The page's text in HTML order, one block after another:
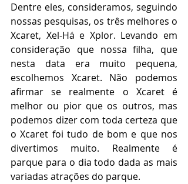
Dentre eles, consideramos, seguindo
nossas pesquisas, os três melhores o
Xcaret, Xel-Há e Xplor. Levando em
consideração que nossa filha, que
nesta data era muito pequena,
escolhemos Xcaret. Não podemos
afirmar se realmente o Xcaret é
melhor ou pior que os outros, mas
podemos dizer com toda certeza que
o Xcaret foi tudo de bom e que nos
divertimos muito. Realmente é
parque para o dia todo dada as mais
variadas atrações do parque.